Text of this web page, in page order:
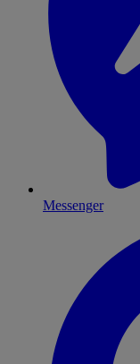
Messenger